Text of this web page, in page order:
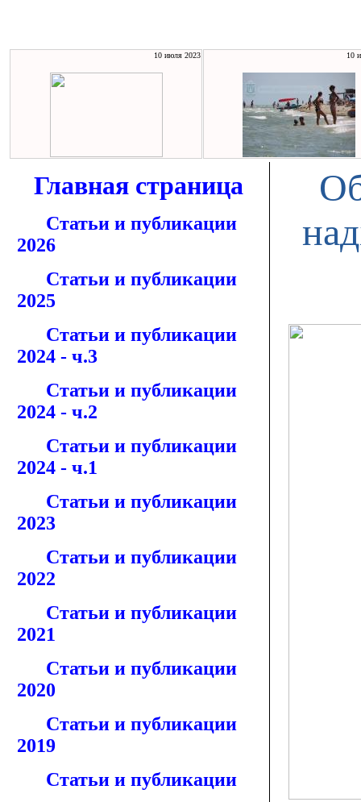
10 июля 2023 10
Главная страница
Статьи и публикации
2026
Статьи и публикации
2025
Статьи и публикации
2024 - ч.3
Статьи и публикации
2024 - ч.2
Статьи и публикации
2024 - ч.1
Статьи и публикации
2023
Статьи и публикации
2022
Статьи и публикации
2021
Статьи и публикации
2020
Статьи и публикации
2019
Статьи и публикации